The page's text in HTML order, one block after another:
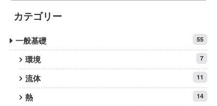
カテゴリー
一般基礎 55
環境 7
流体 11
熱 14